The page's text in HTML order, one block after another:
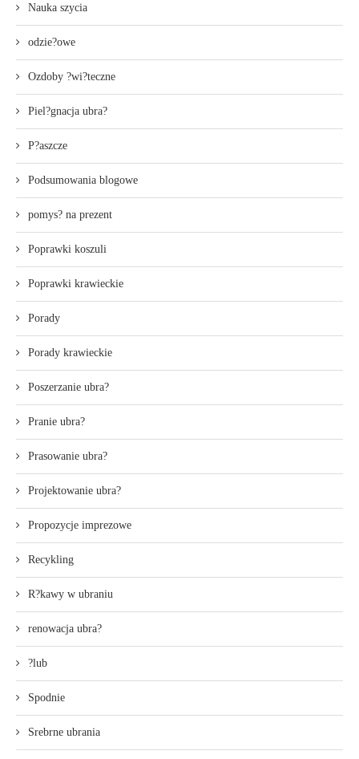
Nauka szycia
odzie?owe
Ozdoby ?wi?teczne
Piel?gnacja ubra?
P?aszcze
Podsumowania blogowe
pomys? na prezent
Poprawki koszuli
Poprawki krawieckie
Porady
Porady krawieckie
Poszerzanie ubra?
Pranie ubra?
Prasowanie ubra?
Projektowanie ubra?
Propozycje imprezowe
Recykling
R?kawy w ubraniu
renowacja ubra?
?lub
Spodnie
Srebrne ubrania